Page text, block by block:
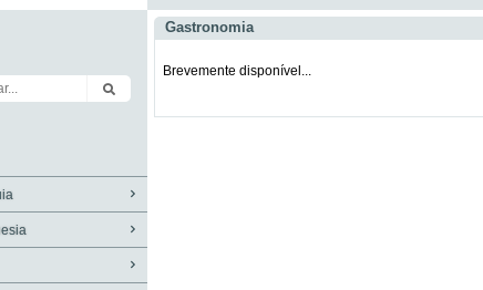
Gastronomia
Brevemente disponível...